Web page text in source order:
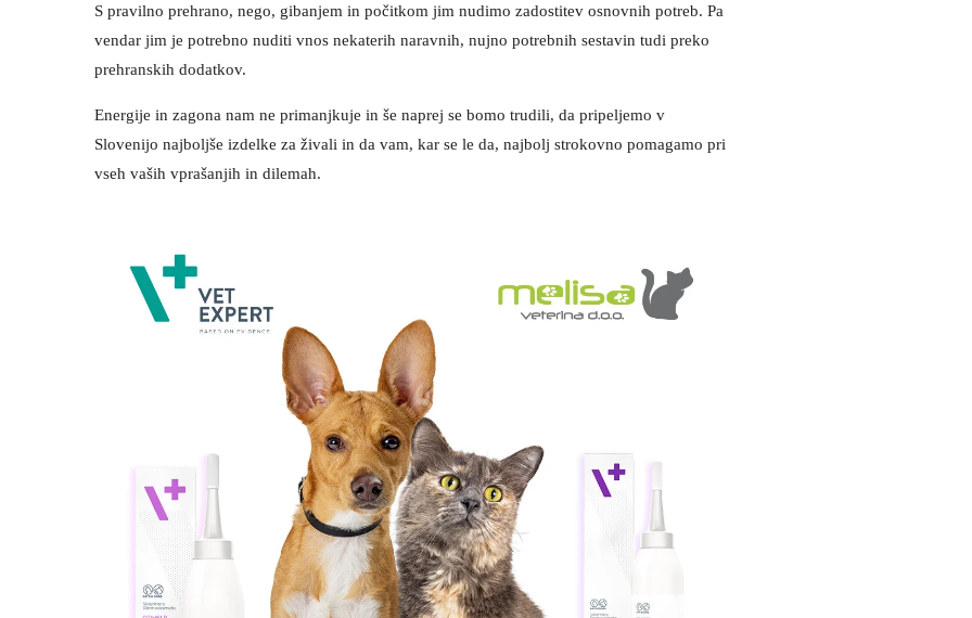
S pravilno prehrano, nego, gibanjem in počitkom jim nudimo zadostitev osnovnih potreb. Pa
vendar jim je potrebno nuditi vnos nekaterih naravnih, nujno potrebnih sestavin tudi preko
prehranskih dodatkov.
Energije in zagona nam ne primanjkuje in še naprej se bomo trudili, da pripeljemo v
Slovenijo najboljše izdelke za živali in da vam, kar se le da, najbolj strokovno pomagamo pri
vseh vaših vprašanjih in dilemah.